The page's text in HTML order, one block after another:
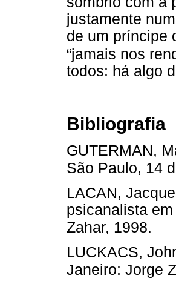
justamente
de um príncipe
“jamais nos
todos: há algo
Bibliografia
GUTERMAN,
São Paulo, 14
LACAN,
psicanalista
Zahar, 1998.
LUCKACS,
Janeiro: Jorge